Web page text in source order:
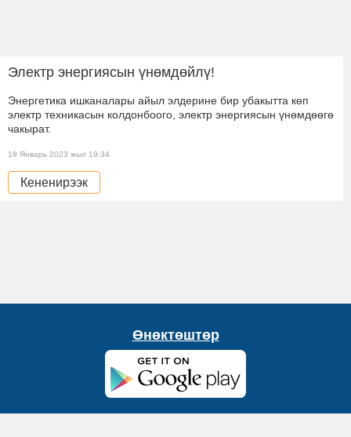
Электр энергиясын үнөмдөйлү!
Энергетика ишканалары айыл элдерине бир убакытта көп
электр техникасын колдонбоого, электр энергиясын үнөмдөөгө
чакырат.
19 Январь 2023 жыл 19:34
Кененирээк
Өнөктөштөр